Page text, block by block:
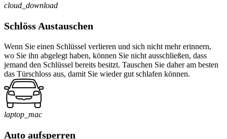
cloud_download
Schlöss Austauschen
Wenn Sie einen Schlüssel verlieren und sich nicht mehr erinnern,
wo Sie ihn abgelegt haben, können Sie nicht ausschließen, dass
jemand den Schlüssel bereits besitzt. Tauschen Sie daher am besten
das Türschloss aus, damit Sie wieder gut schlafen können.
laptop_mac
Auto aufsperren